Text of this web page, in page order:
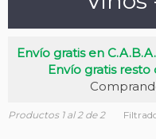
Envío gratis en C.A.B.A.
Envío gratis resto
Productos 1 al 2 de 2